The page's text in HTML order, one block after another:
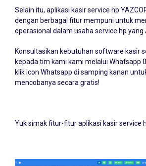
Selain itu, aplikasi kasir service hp
dengan berbagai fitur mempuni untuk
operasional dalam usaha service hp yang
Konsultasikan kebutuhan software kasir
kepada tim kami kami melalui Whatsapp
klik icon Whatsapp di samping kanan
mencobanya secara gratis!
Yuk simak fitur-fitur aplikasi kasir service